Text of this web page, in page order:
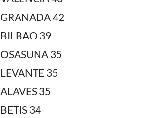
GRANADA 42
BILBAO 39
OSASUNA 35
LEVANTE 35
ALAVES 35
BETIS 34